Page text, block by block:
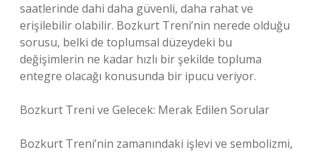
saatlerinde dahi daha güvenli, daha rahat ve
erişilebilir olabilir. Bozkurt Treni’nin nerede olduğu
sorusu, belki de toplumsal düzeydeki bu
değişimlerin ne kadar hızlı bir şekilde topluma
entegre olacağı konusunda bir ipucu veriyor.
Bozkurt Treni ve Gelecek: Merak Edilen Sorular
Bozkurt Treni’nin zamanındaki işlevi ve sembolizmi,